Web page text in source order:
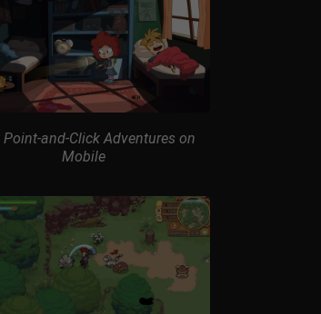
Point-and-Click Adventures on
Mobile